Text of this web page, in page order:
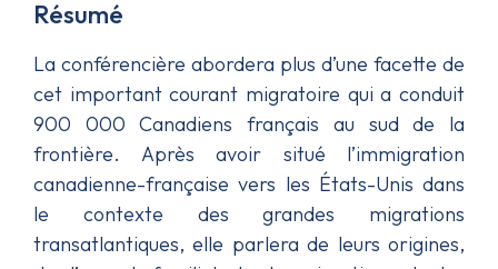
Résumé
La conférencière abordera plus d’une facette de
cet important courant migratoire qui a conduit
900 000 Canadiens français au sud de la
frontière. Après avoir situé l’immigration
canadienne-française vers les États-Unis dans
le contexte des grandes migrations
transatlantiques, elle parlera de leurs origines,